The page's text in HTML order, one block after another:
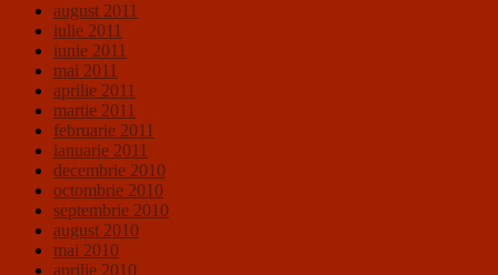
august 2011
iulie 2011
iunie 2011
mai 2011
aprilie 2011
martie 2011
februarie 2011
ianuarie 2011
decembrie 2010
octombrie 2010
septembrie 2010
august 2010
mai 2010
aprilie 2010